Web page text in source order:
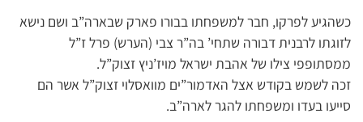
כשהגיע לפרקו, חבר למשפחתו בבורו פארק שבארה”ב ושם נישא
לזוגתו לרבנית דבורה שתחי’ בה”ר צבי (הערש) פרל ז”ל
ממסתופפי צילו של אהבת ישראל מויז’ניץ זצוק”ל.
זכה לשמש בקודש אצל האדמור”ים מוואסלוי זצוק”ל אשר הם
סייעו בעדו ומשפחתו להגר לארה”ב.